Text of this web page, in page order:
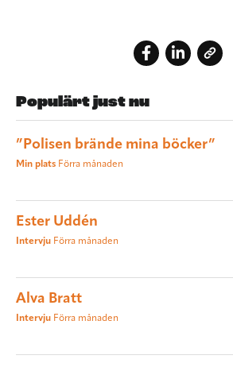
Populärt just nu
”Polisen brände mina böcker”
Min plats Förra månaden
Ester Uddén
Intervju Förra månaden
Alva Bratt
Intervju Förra månaden